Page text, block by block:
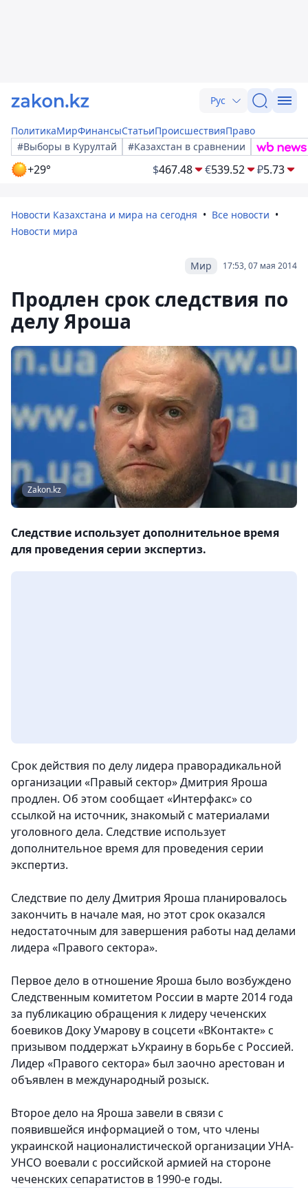
Рус
ПолитикаМирФинансыСтатьиПроисшествияПраво
#Выборы в Курултай
#Казахстан в сравнении
+29° $467.48 €539.52 ₽5.73
Новости Казахстана и мира на сегодня
Все новости
Новости мира
17:53, 07 мая 2014
Мир
Продлен срок следствия по
делу Яроша
Zakon.kz
Следствие использует дополнительное время
для проведения серии экспертиз.
Срок действия по делу лидера праворадикальной
организации «Правый сектор» Дмитрия Яроша
продлен. Об этом сообщает «Интерфакс» со
ссылкой на источник, знакомый с материалами
уголовного дела. Следствие использует
дополнительное время для проведения серии
экспертиз.
Следствие по делу Дмитрия Яроша планировалось
закончить в начале мая, но этот срок оказался
недостаточным для завершения работы над делами
лидера «Правого сектора».
Первое дело в отношение Яроша было возбуждено
Следственным комитетом России в марте 2014 года
за публикацию обращения к лидеру чеченских
боевиков Доку Умарову в соцсети «ВКонтакте» с
призывом поддержат ьУкраину в борьбе с Россией.
Лидер «Правого сектора» был заочно арестован и
объявлен в международный розыск.
Второе дело на Яроша завели в связи с
появившейся информацией о том, что члены
украинской националистической организации УНА-
УНСО воевали с российской армией на стороне
чеченских сепаратистов в 1990-е годы.